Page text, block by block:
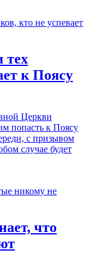
тех
к Поясу
Церкви
попасть к Поясу
с призывом
случае будет
что